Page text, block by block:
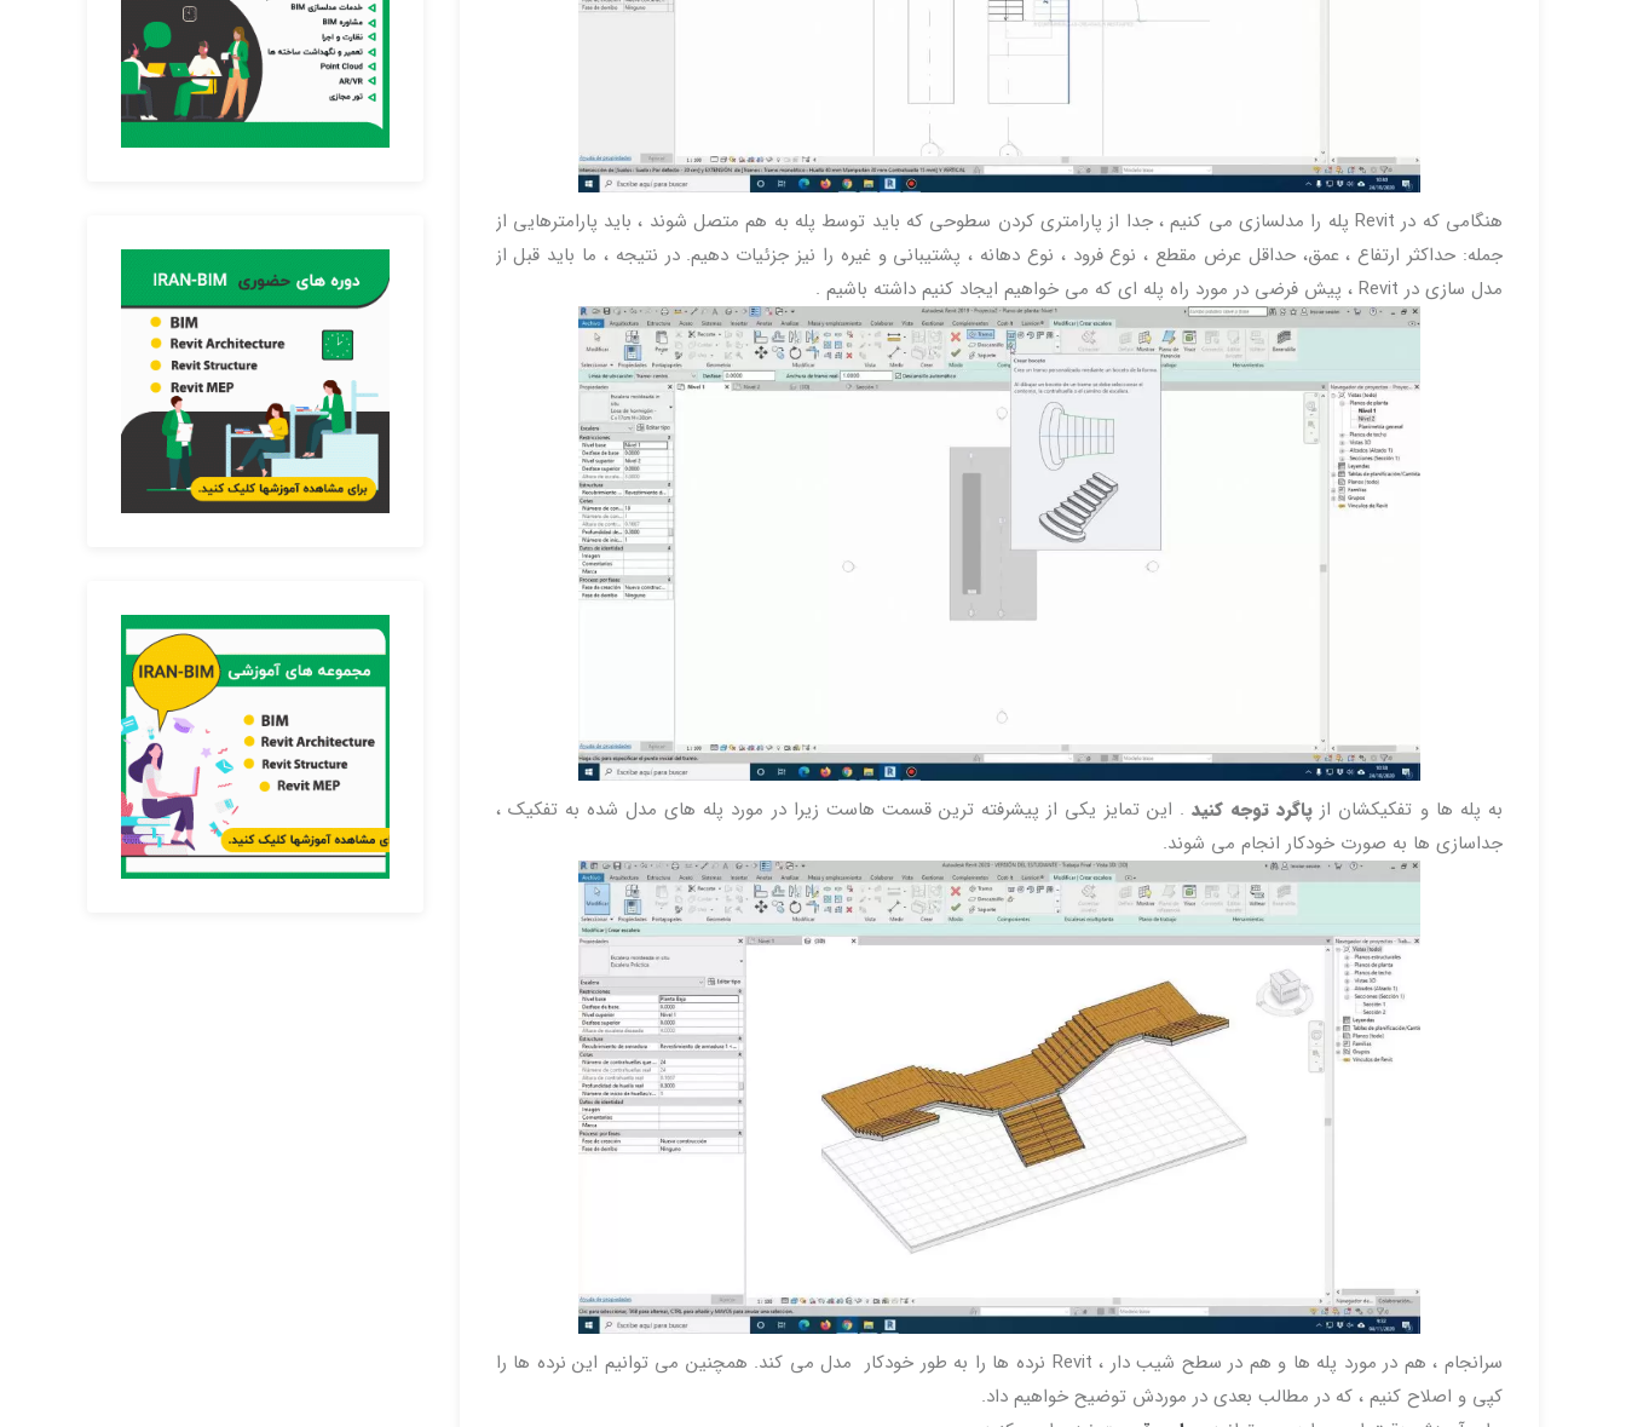
هنگامی که در Revit پله را مدلسازی می کنیم ، جدا از پارامتری کردن سطوحی که باید توسط پله به هم متصل شوند ، باید پارامترهایی از
جمله: حداکثر ارتفاع ، عمق، حداقل عرض مقطع ، نوع فرود ، نوع دهانه ، پشتیبانی و غیره را نیز جزئیات دهیم. در نتیجه ، ما باید قبل از
مدل سازی در Revit ، پیش فرضی در مورد راه پله ای که می خواهیم ایجاد کنیم داشته باشیم .
به پله ها و تفکیکشان از پاگرد توجه کنید . این تمایز یکی از پیشرفته ترین قسمت هاست زیرا در مورد پله های مدل شده به تفکیک ،
جداسازی ها به صورت خودکار انجام می شوند.
سرانجام ، هم در مورد پله ها و هم در سطح شیب دار ، Revit نرده ها را به طور خودکار مدل می کند. همچنین می توانیم این نرده ها را
کپی و اصلاح کنیم ، که در مطالب بعدی در موردش توضیح خواهیم داد.